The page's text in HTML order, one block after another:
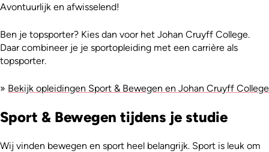
Avontuurlijk en afwisselend!
Ben je topsporter? Kies dan voor het Johan Cruyff College.
Daar combineer je je sportopleiding met een carrière als
topsporter.
» Bekijk opleidingen Sport & Bewegen en Johan Cruyff College
Sport & Bewegen tijdens je studie
Wij vinden bewegen en sport heel belangrijk. Sport is leuk om